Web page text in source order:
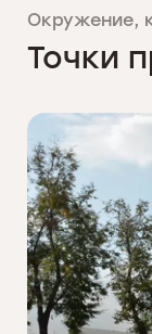
Окружение,
Точки